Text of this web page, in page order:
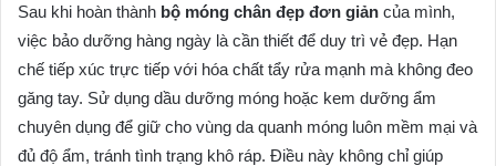
Sau khi hoàn thành bộ móng chân đẹp đơn giản của mình,
việc bảo dưỡng hàng ngày là cần thiết để duy trì vẻ đẹp. Hạn
chế tiếp xúc trực tiếp với hóa chất tẩy rửa mạnh mà không đeo
găng tay. Sử dụng dầu dưỡng móng hoặc kem dưỡng ẩm
chuyên dụng để giữ cho vùng da quanh móng luôn mềm mại và
đủ độ ẩm, tránh tình trạng khô ráp. Điều này không chỉ giúp